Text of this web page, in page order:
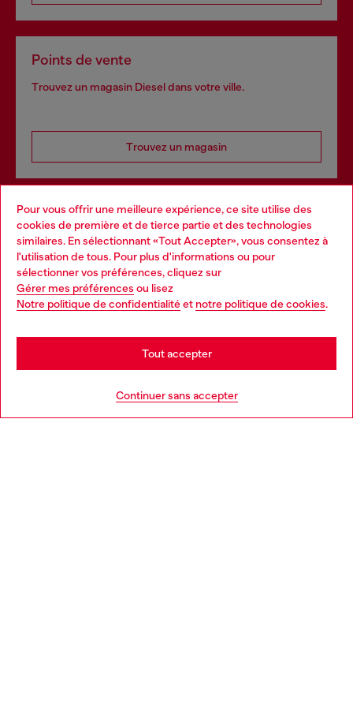
Pour vous offrir une meilleure expérience, ce site utilise des
cookies de première et de tierce partie et des technologies
similaires. En sélectionnant «Tout Accepter», vous consentez à
l'utilisation de tous. Pour plus d'informations ou pour
sélectionner vos préférences, cliquez sur
Gérer mes préférences ou lisez
Notre politique de confidentialitéet notre politique de cookies.
Continuer sans accepter
Tout accepter
Points de vente
Trouvez un magasin Diesel dans votre ville.
Trouvez un magasin
Services omnicanaux
Découvrez tous nos services, en ligne et en magasin.
En savoir plus
Choose your location
You are currently browsing Belgique website, but it seems you
may be based in United States